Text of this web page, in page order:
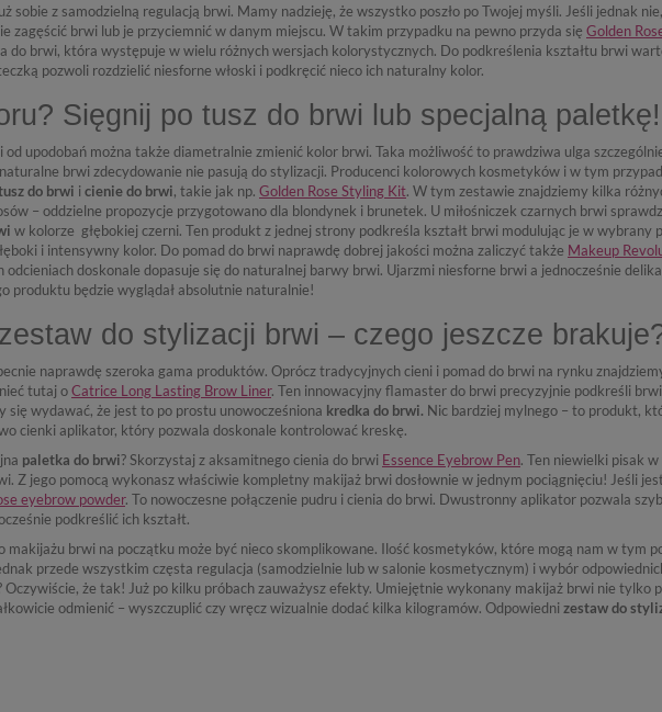
sobie z samodzielną regulacją brwi. Mamy nadzieję, że wszystko poszło po Twojej myśli. Jeśli jednak
zagęścić brwi lub je przyciemnić w danym miejscu. W takim przypadku na pewno przyda się Golden
do brwi, która występuje w wielu różnych wersjach kolorystycznych. Do podkreślenia kształtu brwi
pozwoli rozdzielić niesforne włoski i podkręcić nieco ich naturalny kolor.
Sięgnij po tusz do brwi lub specjalną paletkę!
od upodobań można także diametralnie zmienić kolor brwi. Taka możliwość to prawdziwa ulga
brwi zdecydowanie nie pasują do stylizacji. Producenci kolorowych kosmetyków i w tym
do brwi i cienie do brwi, takie jak np. Golden Rose Styling Kit. W tym zestawie znajdziemy kilka
– oddzielne propozycje przygotowano dla blondynek i brunetek. U miłośniczek czarnych brwi
w kolorze głębokiej czerni. Ten produkt z jednej strony podkreśla kształt brwi modulując je w wybrany
i intensywny kolor. Do pomad do brwi naprawdę dobrej jakości można zaliczyć także Makeup
odcieniach doskonale dopasuje się do naturalnej barwy brwi. Ujarzmi niesforne brwi a jednocześnie
produktu będzie wyglądał absolutnie naturalnie!
do stylizacji brwi – czego jeszcze
naprawdę szeroka gama produktów. Oprócz tradycyjnych cieni i pomad do brwi na rynku
tutaj oCatrice Long Lasting Brow Liner. Ten innowacyjny flamaster do brwi precyzyjnie podkreśli
się wydawać, że jest to po prostu unowocześniona kredka do brwi. Nic bardziej mylnego – to produkt,
cienki aplikator, który pozwala doskonale kontrolować kreskę.
paletka do brwi? Skorzystaj z aksamitnego cienia do brwi Essence Eyebrow Pen. Ten niewielki pisak
Z jego pomocą wykonasz właściwie kompletny makijaż brwi dosłownie w jednym pociągnięciu! Jeśli
eyebrow powder. To nowoczesne połączenie pudru i cienia do brwi. Dwustronny aplikator pozwala
podkreślić ich kształt.
brwi na początku może być nieco skomplikowane. Ilość kosmetyków, które mogą nam w tym
przede wszystkim częsta regulacja (samodzielnie lub w salonie kosmetycznym) i wybór
Oczywiście, że tak! Już po kilku próbach zauważysz efekty. Umiejętnie wykonany makijaż brwi nie tylko
odmienić – wyszczuplić czy wręcz wizualnie dodać kilka kilogramów. Odpowiedni zestaw do